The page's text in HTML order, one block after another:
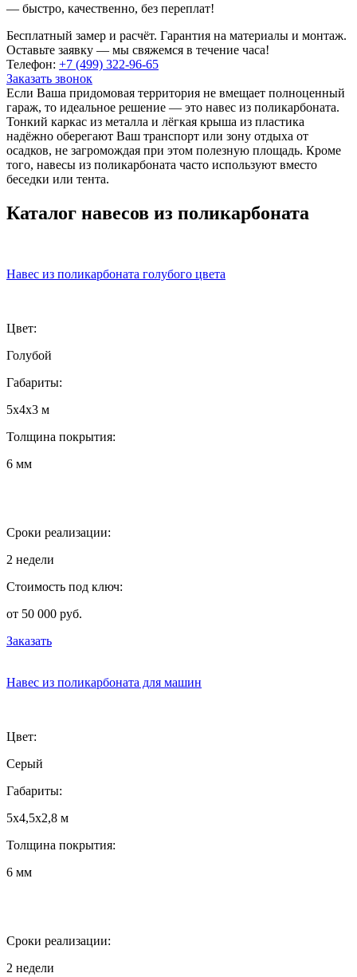
— быстро, качественно, без переплат!
Бесплатный замер и расчёт. Гарантия на материалы и монтаж.
Оставьте заявку — мы свяжемся в течение часа!
Телефон: +7 (499) 322-96-65
Заказать звонок
Если Ваша придомовая территория не вмещает полноценный
гараж, то идеальное решение — это навес из поликарбоната.
Тонкий каркас из металла и лёгкая крыша из пластика
надёжно оберегают Ваш транспорт или зону отдыха от
осадков, не загромождая при этом полезную площадь. Кроме
того, навесы из поликарбоната часто используют вместо
беседки или тента.
Каталог навесов из поликарбоната
Навес из поликарбоната голубого цвета
Цвет:
Голубой
Габариты:
5х4х3 м
Толщина покрытия:
6 мм
Сроки реализации:
2 недели
Стоимость под ключ:
от 50 000 руб.
Заказать
Навес из поликарбоната для машин
Цвет:
Серый
Габариты:
5х4,5х2,8 м
Толщина покрытия:
6 мм
Сроки реализации:
2 недели